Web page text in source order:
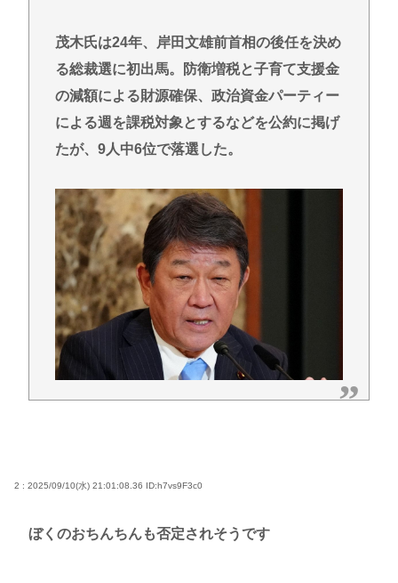
茂木氏は24年、岸田文雄前首相の後任を決め
る総裁選に初出馬。防衛増税と子育て支援金
の減額による財源確保、政治資金パーティー
による週を課税対象とするなどを公約に掲げ
たが、9人中6位で落選した。
2 : 2025/09/10(水) 21:01:08.36 ID:h7vs9F3c0
ぼくのおちんちんも否定されそうです